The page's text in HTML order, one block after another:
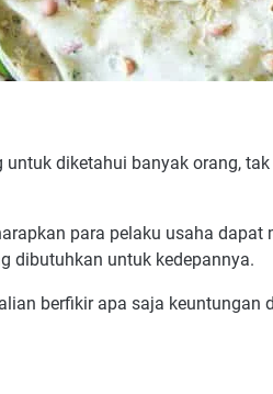
diketahui banyak orang,
para pelaku usaha
dibutuhkan untuk kedepannya.
berfikir apa saja keuntungan